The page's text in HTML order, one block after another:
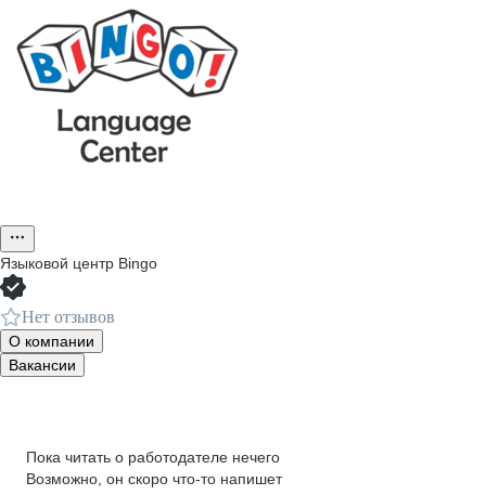
​Языковой центр Bingo
Нет отзывов
О компании
Вакансии
Пока читать о работодателе нечего
Возможно, он скоро что‑то напишет